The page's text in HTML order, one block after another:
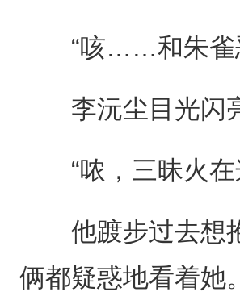
“咳……和朱雀恶
李沅尘目光闪
“哝，三昧火在
他踱步过去想抱
俩都疑惑地看着她。